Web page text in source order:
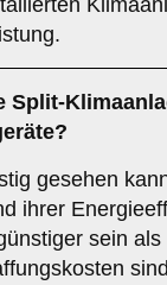
Split-
gesehen
ihrer
sein